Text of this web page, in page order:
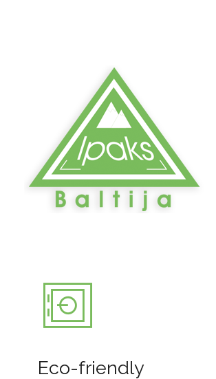
Eco-friendly